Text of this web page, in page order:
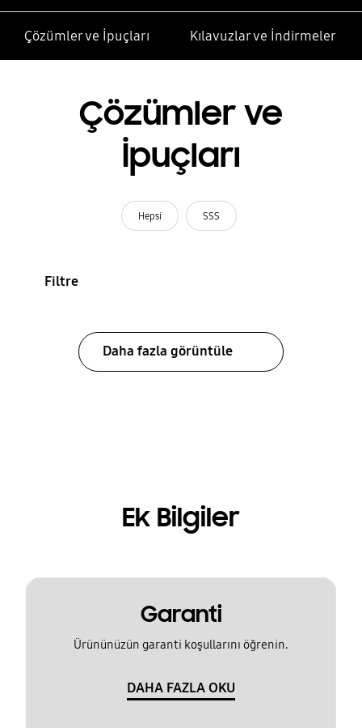
Çözümler ve İpuçları Kılavuzlar ve İndirmeler
Çözümler ve
İpuçları
Hepsi SSS
Filtre
Daha fazla görüntüle
Ek Bilgiler
Garanti
Ürününüzün garanti koşullarını öğrenin.
DAHA FAZLA OKU